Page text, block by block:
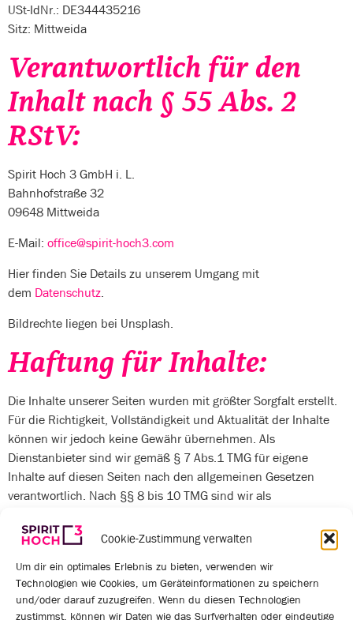
Cookie-Zustimmung verwalten
Um dir ein optimales Erlebnis zu bieten, verwenden wir
Technologien wie Cookies, um Geräteinformationen zu speichern
und/oder darauf zuzugreifen. Wenn du diesen Technologien
zustimmst, können wir Daten wie das Surfverhalten oder eindeutige
USt-IdNr.: DE344435216
Sitz: Mittweida
Verantwortlich für den
Inhalt nach § 55 Abs. 2
RStV:
Spirit Hoch 3 GmbH i. L.
Bahnhofstraße 32
09648 Mittweida
E-Mail: office@spirit-hoch3.com
Hier finden Sie Details zu unserem Umgang mit
dem Datenschutz.
Bildrechte liegen bei Unsplash.
Haftung für Inhalte:
Die Inhalte unserer Seiten wurden mit größter Sorgfalt erstellt.
Für die Richtigkeit, Vollständigkeit und Aktualität der Inhalte
können wir jedoch keine Gewähr übernehmen. Als
Dienstanbieter sind wir gemäß § 7 Abs.1 TMG für eigene
Inhalte auf diesen Seiten nach den allgemeinen Gesetzen
verantwortlich. Nach §§ 8 bis 10 TMG sind wir als
gespeicherte fremde Informationen zu überwachen oder nach
Umständen zu forschen, die auf eine rechtswidrige Tätigkeit
hinweisen. Verpflichtungen zur Entfernung oder Sperrung der
Nutzung von Informationen nach den allgemeinen Gesetzen
bleiben hiervon unberührt. Eine diesbezügliche Haftung ist